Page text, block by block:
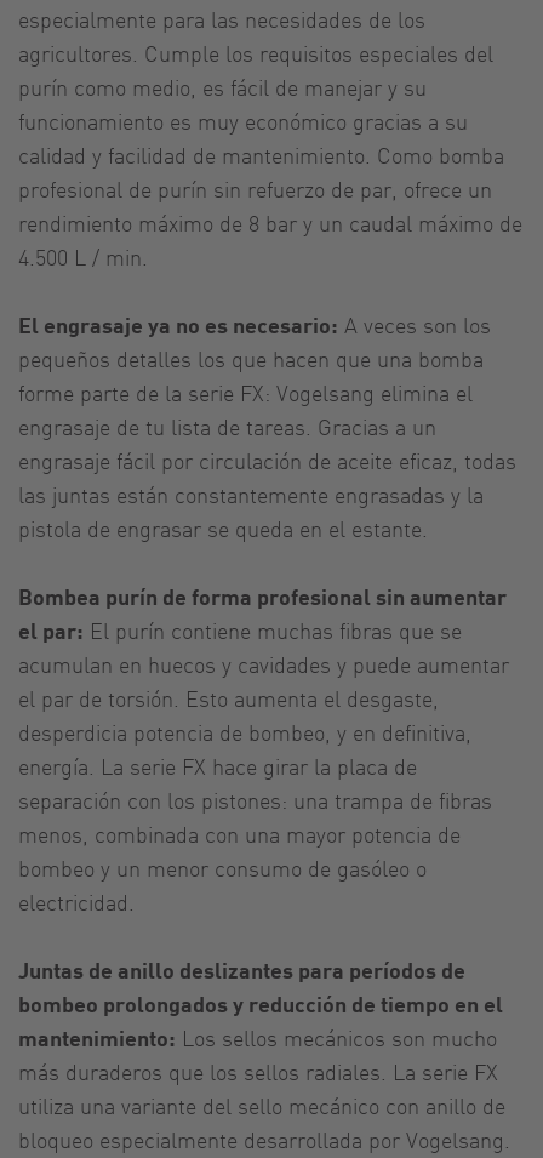
especialmente para las necesidades de los
agricultores. Cumple los requisitos especiales del
purín como medio, es fácil de manejar y su
funcionamiento es muy económico gracias a su
calidad y facilidad de mantenimiento. Como bomba
profesional de purín sin refuerzo de par, ofrece un
rendimiento máximo de 8 bar y un caudal máximo de
4.500 L / min.
El engrasaje ya no es necesario: A veces son los
pequeños detalles los que hacen que una bomba
forme parte de la serie FX: Vogelsang elimina el
engrasaje de tu lista de tareas. Gracias a un
engrasaje fácil por circulación de aceite eficaz, todas
las juntas están constantemente engrasadas y la
pistola de engrasar se queda en el estante.
Bombea purín de forma profesional sin aumentar
el par: El purín contiene muchas fibras que se
acumulan en huecos y cavidades y puede aumentar
el par de torsión. Esto aumenta el desgaste,
desperdicia potencia de bombeo, y en definitiva,
energía. La serie FX hace girar la placa de
separación con los pistones: una trampa de fibras
menos, combinada con una mayor potencia de
bombeo y un menor consumo de gasóleo o
electricidad.
Juntas de anillo deslizantes para períodos de
bombeo prolongados y reducción de tiempo en el
mantenimiento: Los sellos mecánicos son mucho
más duraderos que los sellos radiales. La serie FX
utiliza una variante del sello mecánico con anillo de
bloqueo especialmente desarrollada por Vogelsang.